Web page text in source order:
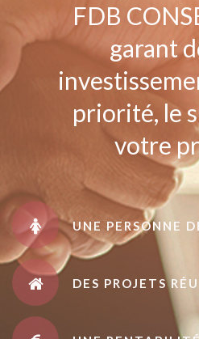
FDB
garant
priorité, le
votre
UNE PERSONNE
DES PROJETS